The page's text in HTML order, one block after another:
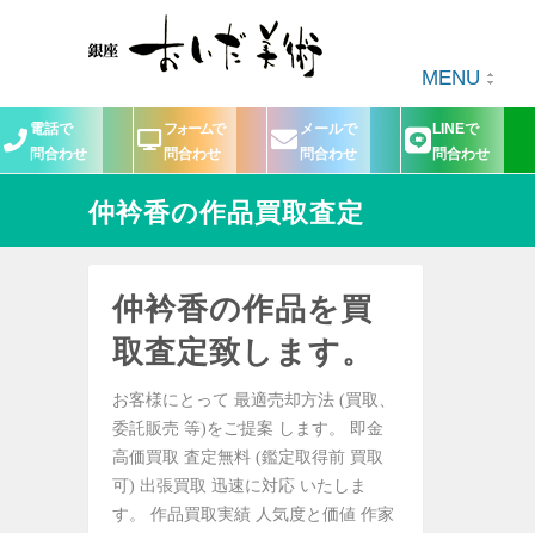
MENU
電話で
問合わせ
フォームで
問合わせ
メールで
問合わせ
LINEで
問合わせ
仲衿香の作品買取査定
仲衿香の作品を買
取査定致します。
お客様にとって 最適売却方法 (買取、
委託販売 等)をご提案 します。 即金
高価買取 査定無料 (鑑定取得前 買取
可) 出張買取 迅速に対応 いたしま
す。 作品買取実績 人気度と価値 作家